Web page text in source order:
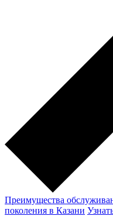
Преимущества
поколения в Казани